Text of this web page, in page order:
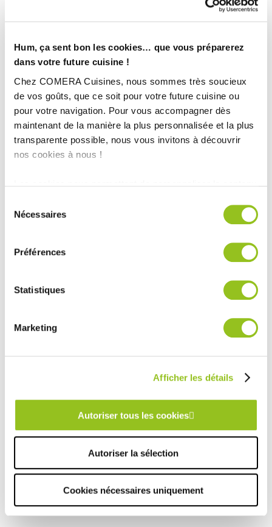
Hum, ça sent bon les cookies… que vous préparerez
dans votre future cuisine !
Chez COMERA Cuisines, nous sommes très soucieux
de vos goûts, que ce soit pour votre future cuisine ou
pour votre navigation. Pour vous accompagner dès
maintenant de la manière la plus personnalisée et la plus
transparente possible, nous vous invitons à découvrir
nos cookies à nous !
médias sociaux et d'analyser notre trafic. Nous
partageons également des informations sur l'utilisation de
notre site avec nos partenaires de médias sociaux, de
publicité et d'analyse, qui peuvent combiner celles-ci
ou qu'ils ont collectées lors de votre utilisation de leurs
Nécessaires
Préférences
Statistiques
Marketing
Afficher les détails
Autoriser tous les cookies
Autoriser la sélection
Cookies nécessaires uniquement
TECHNIQUES :
Magasin : COMERA Cuisines Carquefou (44)
TOUTES NOS RÉALISATIONS